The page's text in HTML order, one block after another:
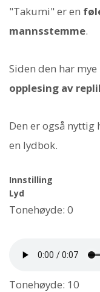
"Takumi" er en
mannsstemme.
Siden den har
opplesing av
Den er også
en lydbok.
Innstilling
Lyd
Tonehøyde: 0
Tonehøyde: 10